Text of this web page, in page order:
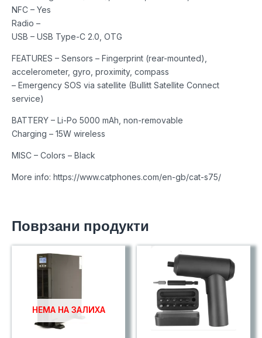
NFC – Yes
Radio –
USB – USB Type-C 2.0, OTG
FEATURES – Sensors – Fingerprint (rear-mounted),
accelerometer, gyro, proximity, compass
– Emergency SOS via satellite (Bullitt Satellite Connect
service)
BATTERY – Li-Po 5000 mAh, non-removable
Charging – 15W wireless
MISC – Colors – Black
More info: https://www.catphones.com/en-gb/cat-s75/
Поврзани продукти
НЕМА НА ЗАЛИХА